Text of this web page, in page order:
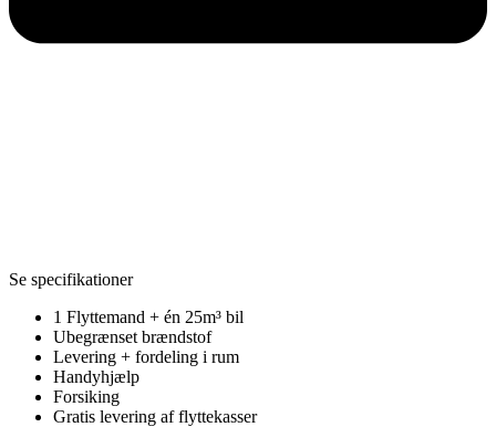
Se specifikationer
1 Flyttemand + én 25m³ bil
Ubegrænset brændstof
Levering + fordeling i rum
Handyhjælp
Forsiking
Gratis levering af flyttekasser